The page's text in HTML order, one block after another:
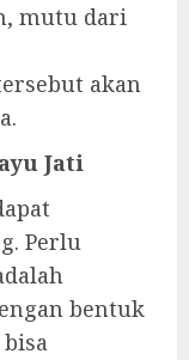
mutu dari
akan
Jati
Perlu
bentuk